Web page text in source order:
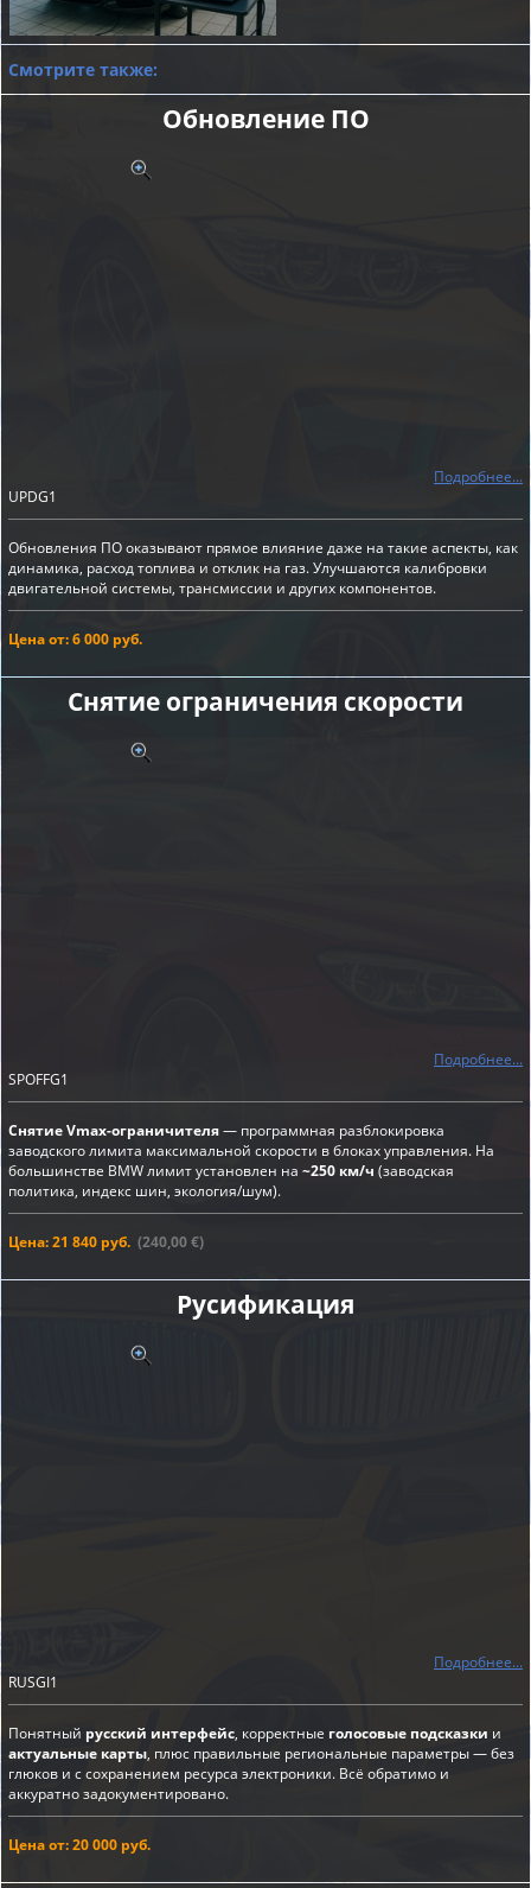
Смотрите также:
Обновление ПО
Подробнее...
UPDG1
Обновления ПО оказывают прямое влияние даже на такие аспекты, как
динамика, расход топлива и отклик на газ. Улучшаются калибровки
двигательной системы, трансмиссии и других компонентов.
Цена от: 6 000 руб.
Снятие ограничения скорости
Подробнее...
SPOFFG1
Снятие Vmax-ограничителя— программная разблокировка
заводского лимита максимальной скорости в блоках управления. На
большинстве BMW лимит установлен на ~250 км/ч (заводская
политика, индекс шин, экология/шум).
Цена: 21 840 руб. (240,00 €)
Русификация
Подробнее...
RUSGI1
Понятный русский интерфейс, корректные голосовые подсказки и
актуальные карты, плюс правильные региональные параметры — без
глюков и с сохранением ресурса электроники. Всё обратимо и
аккуратно задокументировано.
Цена от: 20 000 руб.